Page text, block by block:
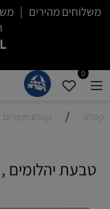
0
קטלוג / קטלוג מוצרים
טבעת יהלומים